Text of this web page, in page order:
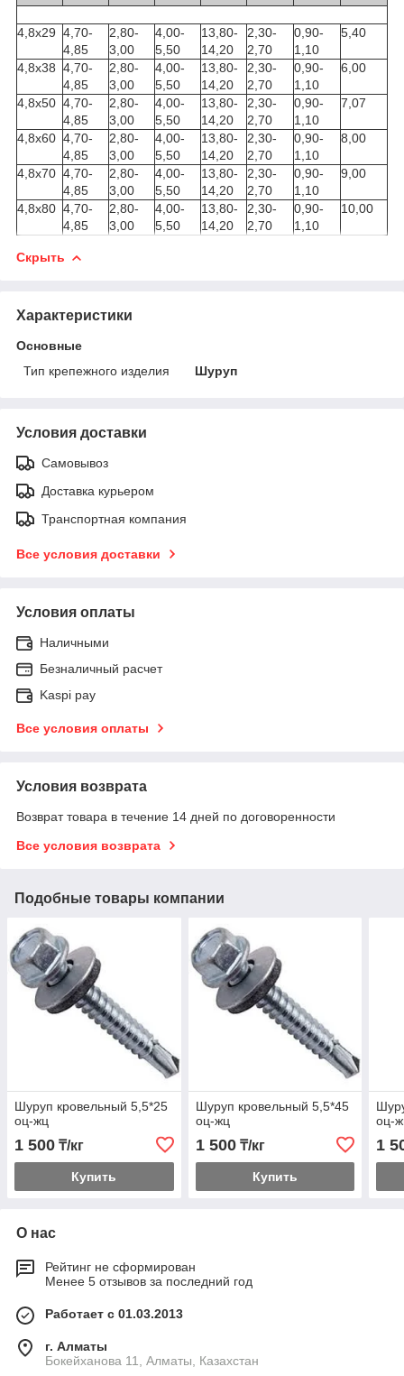
4,8х29 4,70-
4,85
2,80-
3,00
4,00-
5,50
13,80-
14,20
2,30-
2,70
0,90-
1,10
5,40
4,8х38 4,70-
4,85
2,80-
3,00
4,00-
5,50
13,80-
14,20
2,30-
2,70
0,90-
1,10
6,00
4,8х50 4,70-
4,85
2,80-
3,00
4,00-
5,50
13,80-
14,20
2,30-
2,70
0,90-
1,10
7,07
4,8х60 4,70-
4,85
2,80-
3,00
4,00-
5,50
13,80-
14,20
2,30-
2,70
0,90-
1,10
8,00
4,8х70 4,70-
4,85
2,80-
3,00
4,00-
5,50
13,80-
14,20
2,30-
2,70
0,90-
1,10
9,00
4,8х80 4,70-
4,85
2,80-
3,00
4,00-
5,50
13,80-
14,20
2,30-
2,70
0,90-
1,10
10,00
Скрыть
Характеристики
Основные
Тип крепежного изделия
Шуруп
Условия доставки
Самовывоз
Доставка курьером
Транспортная компания
Все условия доставки
Условия оплаты
Наличными
Безналичный расчет
Kaspi pay
Все условия оплаты
Условия возврата
Возврат товара в течение 14 дней по договоренности
Все условия возврата
Подобные товары компании
Шуруп кровельный 5,5*25
оц-жц
1 500 ₸/кг
Купить
Шуруп кровельный 5,5*45
оц-жц
1 500₸/кг
Купить
оц-
1
О нас
Рейтинг не сформирован
Менее 5 отзывов за последний год
Работает с 01.03.2013
г. Алматы
Бокейханова 11, Алматы, Казахстан